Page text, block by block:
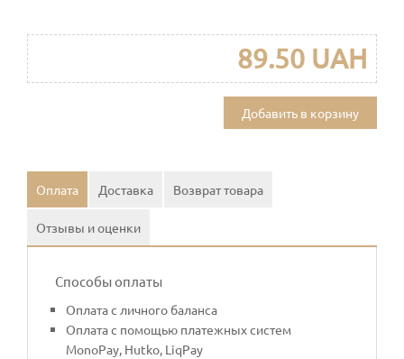
89.50 UAH
Добавить в корзину
Оплата Доставка Возврат товара
Отзывы и оценки
Способы оплаты
Оплата с личного баланса
Оплата с помощью платежных систем
MonoPay, Hutko, LiqPay